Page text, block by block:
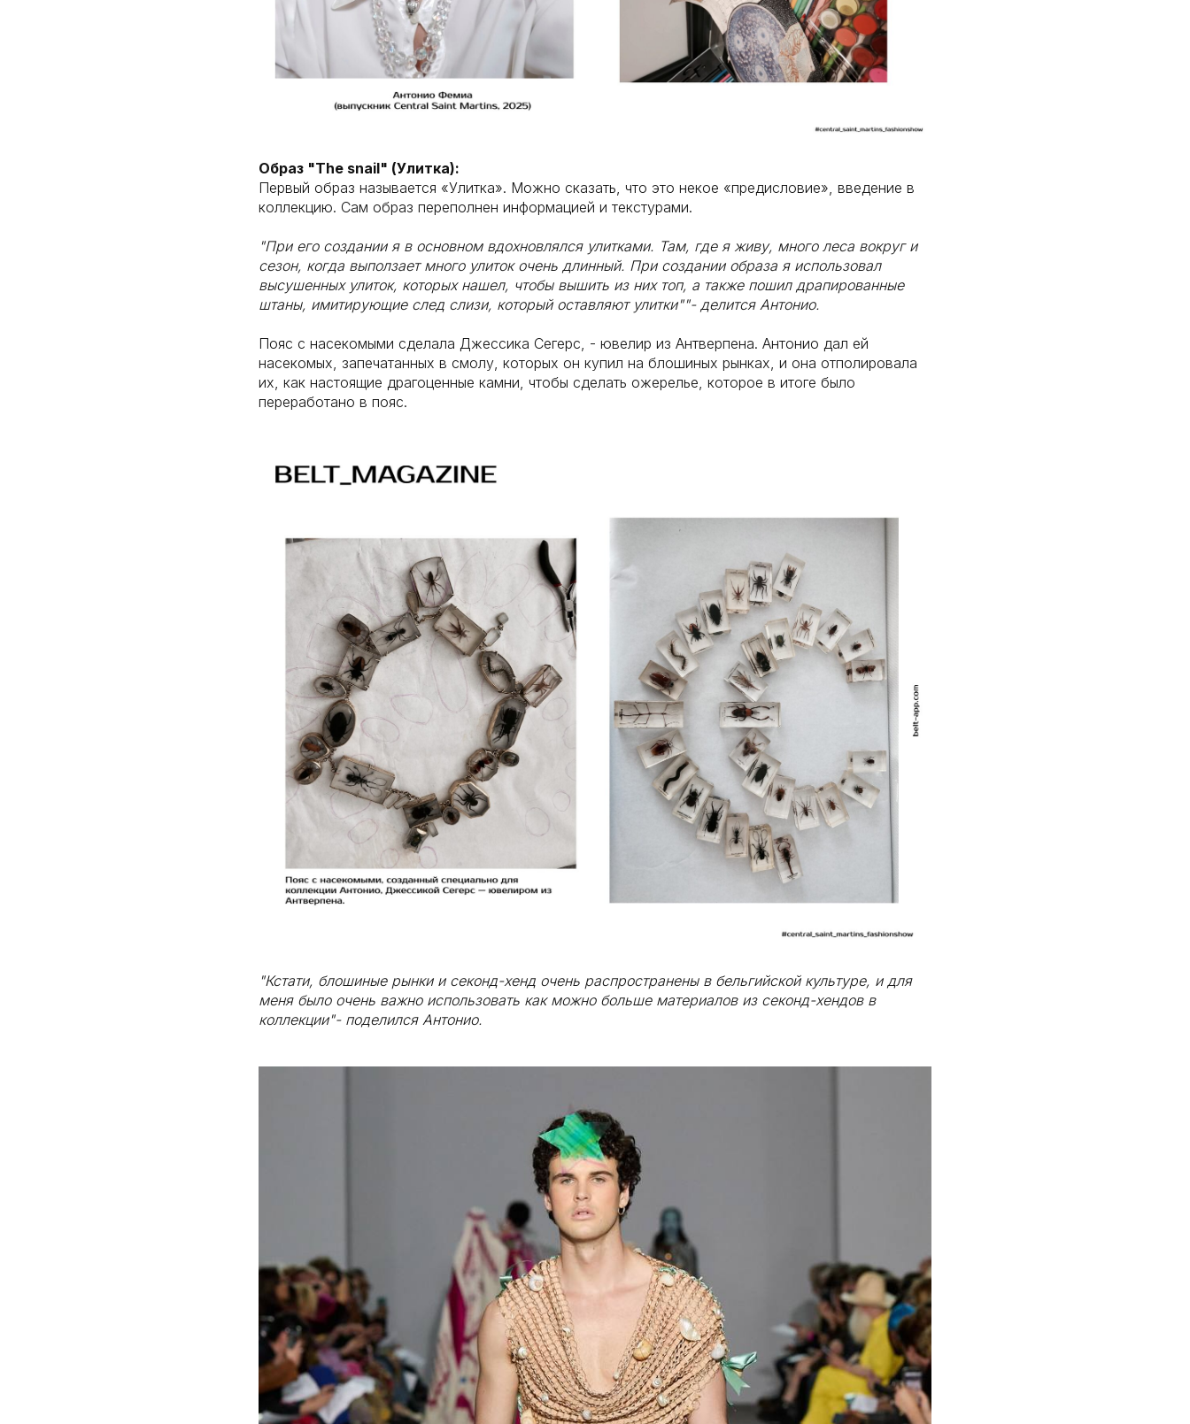
Образ "The snail" (Улитка):
Первый образ называется «Улитка». Можно сказать, что это некое «предисловие», введение в
коллекцию. Сам образ переполнен информацией и текстурами.
"При его создании я в основном вдохновлялся улитками. Там, где я живу, много леса вокруг и
сезон, когда выползает много улиток очень длинный. При создании образа я использовал
высушенных улиток, которых нашел, чтобы вышить из них топ, а также пошил драпированные
штаны, имитирующие след слизи, который оставляют улитки""- делится Антонио.
Пояс с насекомыми сделала Джессика Сегерс, - ювелир из Антверпена. Антонио дал ей
насекомых, запечатанных в смолу, которых он купил на блошиных рынках, и она отполировала
их, как настоящие драгоценные камни, чтобы сделать ожерелье, которое в итоге было
переработано в пояс.
"Кстати, блошиные рынки и секонд-хенд очень распространены в бельгийской культуре, и для
меня было очень важно использовать как можно больше материалов из секонд-хендов в
коллекции"- поделился Антонио.